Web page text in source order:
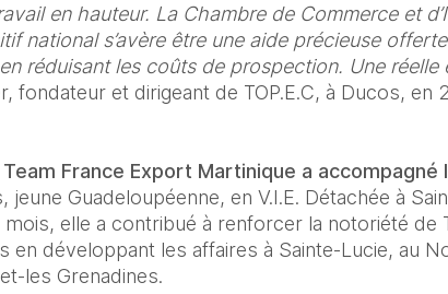
en hauteur. La Chambre de Commerce et
national s’avère être une aide précieuse
réduisant les coûts de prospection. Une
fondateur et dirigeant de TOP.E.C, à Ducos, en
France Export Martinique a accompagné
Guadeloupéenne, en V.I.E. Détachée à
elle a contribué à renforcer la notoriété de
en développant les affaires à Sainte-Lucie, au
les Grenadines.